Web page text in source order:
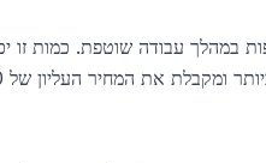
המחיר העליון של 1.80-2.20 ש״ח לקילו.